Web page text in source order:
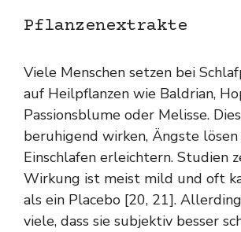
Pflanzenextrakte
Viele Menschen setzen bei
auf Heilpflanzen wie Baldrian,
Passionsblume oder Melisse.
beruhigend wirken, Ängste lösen
Einschlafen erleichtern. Studien
Wirkung ist meist mild und oft
als ein Placebo [20, 21].
viele, dass sie subjektiv besser